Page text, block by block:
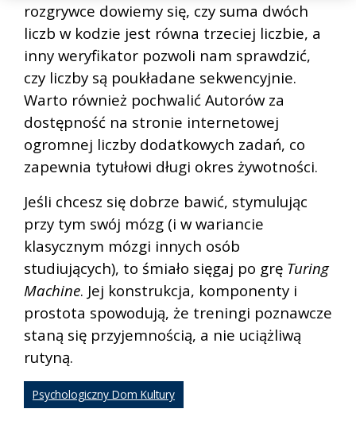
rozgrywce dowiemy się, czy suma dwóch
liczb w kodzie jest równa trzeciej liczbie, a
inny weryfikator pozwoli nam sprawdzić,
czy liczby są poukładane sekwencyjnie.
Warto również pochwalić Autorów za
dostępność na stronie internetowej
ogromnej liczby dodatkowych zadań, co
zapewnia tytułowi długi okres żywotności.
Jeśli chcesz się dobrze bawić, stymulując
przy tym swój mózg (i w wariancie
klasycznym mózgi innych osób
studiujących), to śmiało sięgaj po grę Turing
Machine. Jej konstrukcja, komponenty i
prostota spowodują, że treningi poznawcze
staną się przyjemnością, a nie uciążliwą
rutyną.
Psychologiczny Dom Kultury